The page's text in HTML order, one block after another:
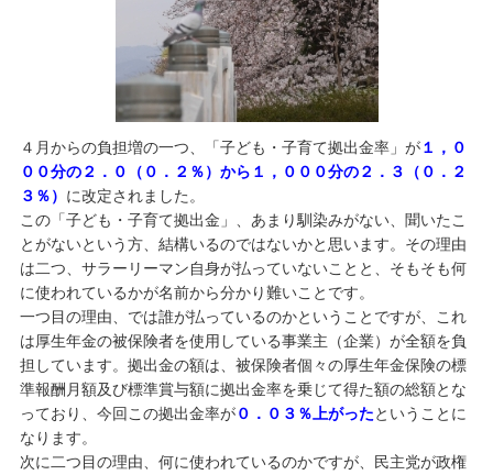
４月からの負担増の一つ、「子ども・子育て拠出金率」が１，０
００分の２．０（０．２％）から１，０００分の２．３（０．２
３％） に改定されました。
この「子ども・子育て拠出金」、あまり馴染みがない、聞いたこ
とがないという方、結構いるのではないかと思います。その理由
は二つ、サラーリーマン自身が払っていないことと、そもそも何
に使われているかが名前から分かり難いことです。
一つ目の理由、では誰が払っているのかということですが、これ
は厚生年金の被保険者を使用している事業主（企業）が全額を負
担しています。拠出⾦の額は、被保険者個々の厚⽣年⾦保険の標
準報酬⽉額及び標準賞与額に拠出⾦率を乗じて得た額の総額とな
っており、今回この拠出金率が０．０３％上がったということに
なります。
次に二つ目の理由、何に使われているのかですが、民主党が政権